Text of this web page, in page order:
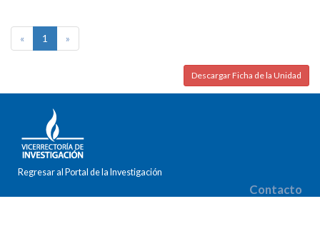
« 1 »
Descargar Ficha de la Unidad
Regresar al Portal de la Investigación
Contacto